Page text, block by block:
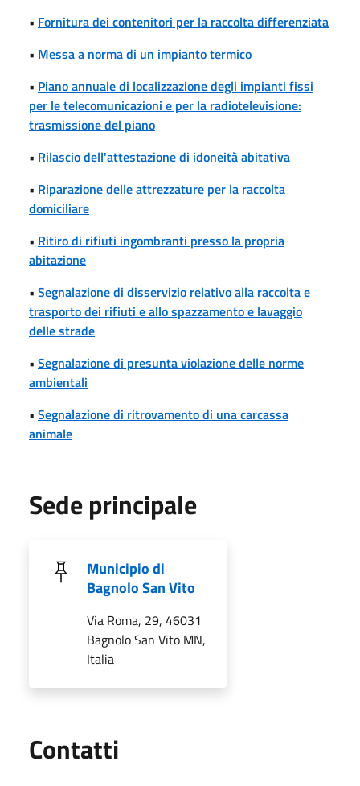
• Fornitura dei contenitori per la raccolta differenziata
• Messa a norma di un impianto termico
• Piano annuale di localizzazione degli impianti fissi
per le telecomunicazioni e per la radiotelevisione:
trasmissione del piano
• Rilascio dell'attestazione di idoneità abitativa
• Riparazione delle attrezzature per la raccolta
domiciliare
• Ritiro di rifiuti ingombranti presso la propria
abitazione
• Segnalazione di disservizio relativo alla raccolta e
trasporto dei rifiuti e allo spazzamento e lavaggio
delle strade
• Segnalazione di presunta violazione delle norme
ambientali
• Segnalazione di ritrovamento di una carcassa
animale
Sede principale
Municipio di
Bagnolo San Vito
Via Roma, 29, 46031
Bagnolo San Vito MN,
Italia
Contatti